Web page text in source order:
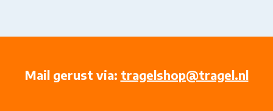
Mail gerust via: tragelshop@tragel.nl